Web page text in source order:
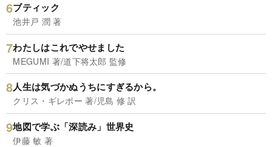
ブティック
池井戸 潤 著
わたしはこれでやせました
MEGUMI 著/道下将太郎 監修
人生は気づかぬうちにすぎるから。
クリス・ギレボー 著/児島 修 訳
地図で学ぶ「深読み」世界史
伊藤 敏 著